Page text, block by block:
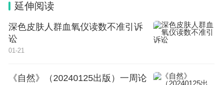
延伸阅读
深色皮肤人群血氧仪读数不准引诉
讼
01-21
《自然》（20240125出版）一周论